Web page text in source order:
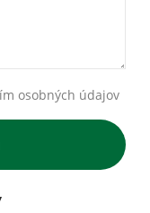
osobných údajov